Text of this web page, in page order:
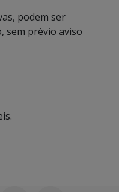
podem ser
sem prévio aviso